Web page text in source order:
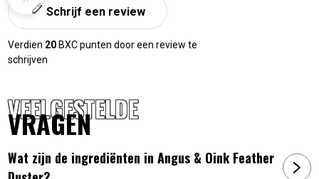
Schrijf een review
Verdien 20 BXC punten door een review te
schrijven
VEELGESTELDE
VRAGEN
Wat zijn de ingrediënten in Angus & Oink Feather